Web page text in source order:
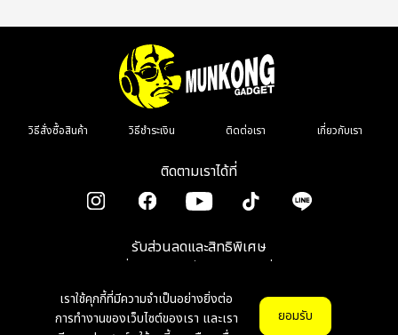
เราใช้คุกกี้ที่มีความจำเป็นอย่างยิ่งต่อ
การทำงานของเว็บไซต์ของเรา และเรา
ยอมรับ
วิธีสั่งซื้อสินค้า วิธีชำระเงิน ติดต่อเรา เกี่ยวกับเรา
ติดตามเราได้ที่
รับส่วนลดและสิทธิพิเศษ
เมื่อลงทะเบียนรับข่าวสาร รีวิว โปรโมชั่น